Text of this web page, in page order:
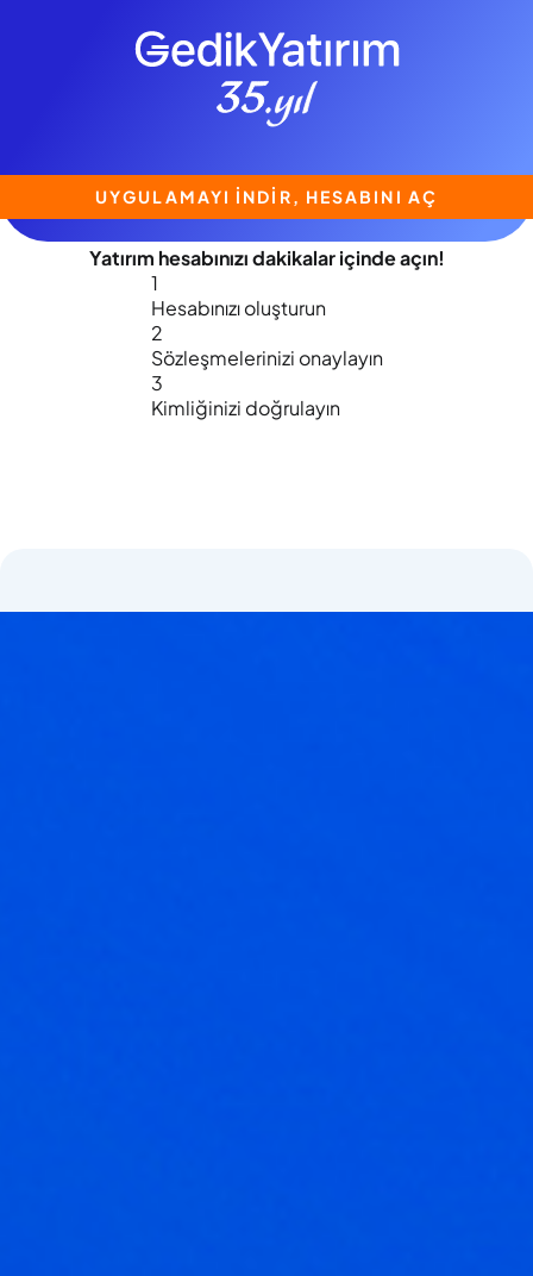
UYGULAMAYI İNDİR, HESABINI AÇ
Yatırım hesabınızıdakikalar içindeaçın!
1
Hesabınızı oluşturun
2
Sözleşmelerinizi onaylayın
3
Kimliğinizi doğrulayın